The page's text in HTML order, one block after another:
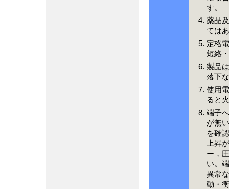
す。
薬品
ては
定格
短絡
製品
落下
使用
ると
端子
が無
を確
上昇
ー，
い。
異常
動・